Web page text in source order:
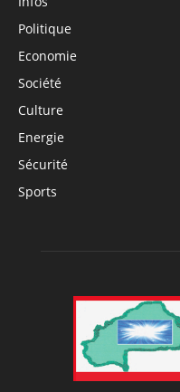
Politique
Economie
Société
Culture
Energie
Sécurité
Sports